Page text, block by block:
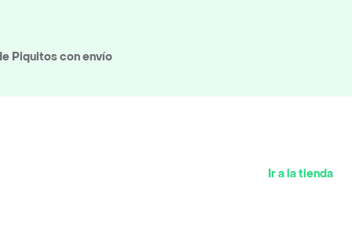
Piquitos con envío
Ir a la tienda